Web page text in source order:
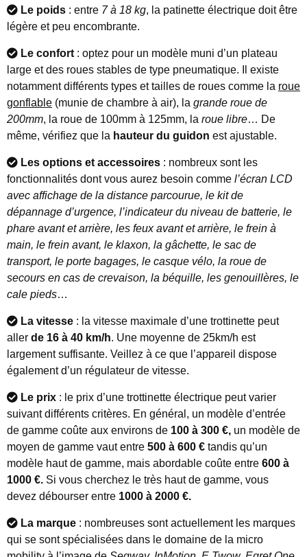
Le poids : entre 7 à 18 kg, la patinette électrique doit être
légère et peu encombrante.
Le confort : optez pour un modèle muni d’un plateau
large et des roues stables de type pneumatique. Il existe
notamment différents types et tailles de roues comme la roue
gonflable (munie de chambre à air), la grande roue de
200mm, la roue de 100mm à 125mm, la roue libre… De
même, vérifiez que la hauteur du guidon est ajustable.
Les options et accessoires : nombreux sont les
fonctionnalités dont vous aurez besoin comme l’écran LCD
avec affichage de la distance parcourue, le kit de
dépannage d’urgence, l’indicateur du niveau de batterie, le
phare avant et arrière, les feux avant et arrière, le frein à
main, le frein avant, le klaxon, la gâchette, le sac de
transport, le porte bagages, le casque vélo, la roue de
secours en cas de crevaison, la béquille, les genouillères, le
cale pieds…
La vitesse : la vitesse maximale d’une trottinette peut
aller de 16 à 40 km/h. Une moyenne de 25km/h est
largement suffisante. Veillez à ce que l’appareil dispose
également d’un régulateur de vitesse.
Le prix : le prix d’une trottinette électrique peut varier
suivant différents critères. En général, un modèle d’entrée
de gamme coûte aux environs de 100 à 300 €, un modèle de
moyen de gamme vaut entre 500 à 600 € tandis qu’un
modèle haut de gamme, mais abordable coûte entre 600 à
1000 €. Si vous cherchez le très haut de gamme, vous
devez débourser entre 1000 à 2000 €.
La marque : nombreuses sont actuellement les marques
qui se sont spécialisées dans le domaine de la micro